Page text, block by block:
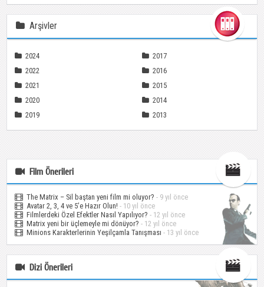
Arşivler
2024
2022
2021
2020
2019
2017
2016
2015
2014
2013
Film Önerileri
The Matrix – Sil baştan yeni film mi oluyor? - 9 yıl önce
Avatar 2, 3, 4 ve 5’e Hazır Olun! - 10 yıl önce
Filmlerdeki Özel Efektler Nasıl Yapılıyor? - 12 yıl önce
Matrix yeni bir üçlemeyle mi dönüyor? - 12 yıl önce
Minions Karakterlerinin Yeşilçamla Tanışması - 13 yıl önce
Dizi Önerileri